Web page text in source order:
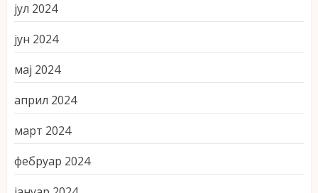
јул 2024
јун 2024
мај 2024
април 2024
март 2024
фебруар 2024